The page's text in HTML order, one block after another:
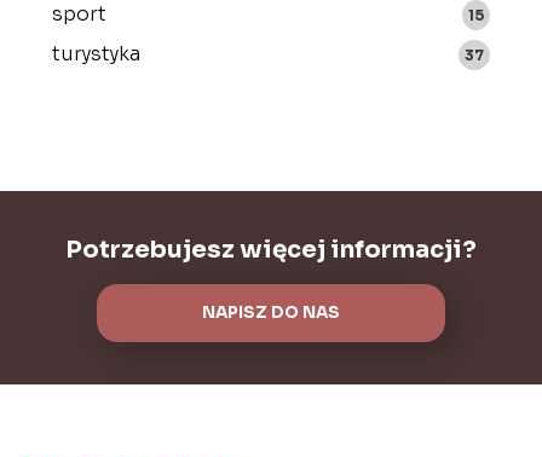
sport 15
turystyka 37
Potrzebujesz więcej informacji?
NAPISZ DO NAS